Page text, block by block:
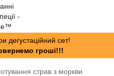
дегустаційний сет!
гроші!!!
страв з моркви